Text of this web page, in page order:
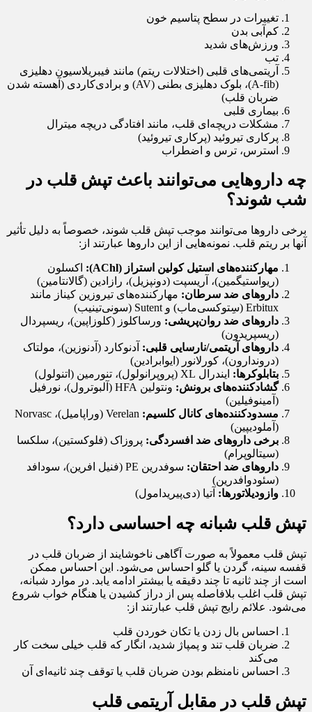
تغییرات در سطح پتاسیم خون
کم‌آبی بدن
ورزش‌های شدید
تب
آریتمی‌های قلبی (اختلالات ریتم) مانند فیبریلاسیون دهلیزی
(A-fib)، بلوک دهلیزی بطنی (AV) و برادی‌کاردی (آهسته شدن
ضربان قلب)
بیماری قلبی
مشکلات دریچه‌ای قلب، مانند افتادگی دریچه میترال
پرکاری تیروئید (پرکاری تیروئید)
استرس، ترس و اضطراب
چه داروهایی می‌توانند باعث تپش قلب در
شب شوند؟
برخی داروها می‌توانند موجب تپش قلب شوند، خصوصاً به دلیل تأثیر
آنها بر ریتم قلب. نمونه‌هایی از این داروها عبارتند از:
مهارکننده‌های استیل کولین استراز (AChl):
اکسلون
(ریواستیگمین)، آریسپت (دونپزیل)، رازادین (گالانتامین)
داروهای ضد سرطان: مهارکننده‌های تیروزین کیناز مانند
Erbitux (سِتوکسی‌ماب) و Sutent (سونی‌تینیب)
داروهای ضد روان‌پریشی: ورساکلوز (کلوزاپین)، ریسپردال
(ریسپریدون)
داروهای آریتمی/نارسایی قلبی: آدنوکارد (آدنوزین)، مولتاک
(دروندارون)، کورلانور (ایوابرادین)
بتابلوکرها: ایندرال XL (پروپرانولول)، تنورمین (اتنولول)
گشادکننده‌های برونش:
ونتولین HFA (آلبوترول)، نورفیل
(آمینوفیلین)
مسدودکننده‌های کانال کلسیم:
Verelan (وراپامیل)، Norvasc
(آملودیپین)
برخی داروهای ضد افسردگی: پروزاک (فلوکستین)، سلکسا
(سیتالوپرام)
داروهای ضد احتقان:
سوفدرین PE (فنیل افرین)، سودافد
(سئودوافدرین)
وازودیلاتورها: آتیا (دی‌پیریدامول)
تپش قلب شبانه چه احساسی دارد؟
تپش قلب معمولاً به صورت آگاهی ناخوشایند از ضربان قلب در
قفسه سینه، گردن یا گلو احساس می‌شود. این احساس ممکن
است از چند ثانیه تا چند دقیقه یا بیشتر ادامه یابد. در موارد شبانه،
تپش قلب اغلب بلافاصله پس از دراز کشیدن یا هنگام خواب شروع
می‌شود. علائم رایج تپش قلب عبارتند از:
احساس بال زدن یا تکان خوردن قلب
ضربان قلب تند و پمپاژ شدید، انگار که قلب خیلی سخت کار
می‌کند
احساس نامنظم بودن ضربان قلب یا توقف چند ثانیه‌ای آن
تپش قلب در مقابل آریتمی قلب